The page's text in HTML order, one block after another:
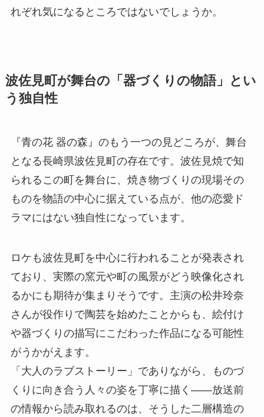
れぞれ気になるところではないでしょうか。
波佐見町が舞台の「器づくりの物語」とい
う独自性
『青の花 器の森』のもう一つの見どころが、舞台
となる長崎県波佐見町の存在です。波佐見焼で知
られるこの町を舞台に、焼き物づくりの現場その
ものを物語の中心に据えている点が、他の恋愛ド
ラマにはない独自性になっています。
ロケも波佐見町を中心に行われることが発表され
ており、実際の窯元や町の風景がどう映像化され
るかにも期待が集まりそうです。主演の松井玲奈
さんが役作りで陶芸を始めたことからも、絵付け
や器づくりの描写にこだわった作品になる可能性
がうかがえます。
「大人のラブストーリー」でありながら、ものづ
くりに向き合う人々の姿を丁寧に描く——放送前
の情報から読み取れるのは、そうした二層構造の